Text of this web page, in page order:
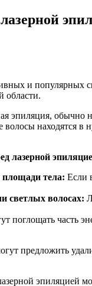
и популярных
области.
эпиляция,
находятся
лазерной
площади тела: Если
светлых волосах:
поглощать часть
предложить
эпиляцией